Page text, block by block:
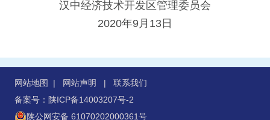
汉中经济技术开发区管理委员会
2020年9月13日
网站地图 | 网站声明 | 联系我们
备案号：陕ICP备14003207号-2
陕公网安备 61070202000361号